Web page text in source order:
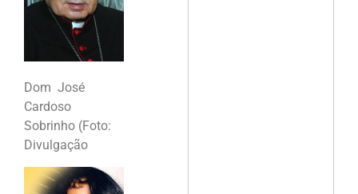
Dom José
Cardoso
Sobrinho (Foto:
Divulgação